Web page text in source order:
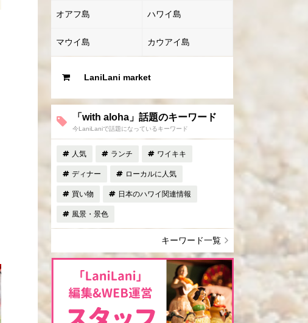
オアフ島 ハワイ島
マウイ島 カウアイ島
LaniLani market
「with aloha」話題のキーワード
今LaniLaniで話題になっているキーワード
人気 ランチ ワイキキ
ディナー ローカルに人気
買い物 日本のハワイ関連情報
風景・景色
キーワード一覧